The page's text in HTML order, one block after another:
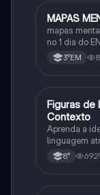
Português
MAPAS
mapas
no 1 dia do
3°EM
FPortuguês
Figuras de
Contexto
Aprenda a
linguagem
8° 692